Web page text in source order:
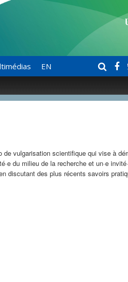
EN
de vulgarisation scientifique qui vise à
du milieu de la recherche et un·e
discutant des plus récents savoirs